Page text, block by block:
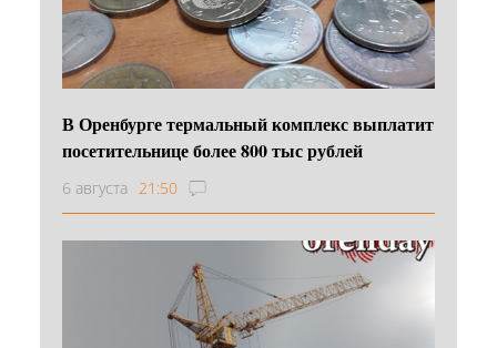
В Оренбурге термальный комплекс выплатит
посетительнице более 800 тыс рублей
6 августа 21:50